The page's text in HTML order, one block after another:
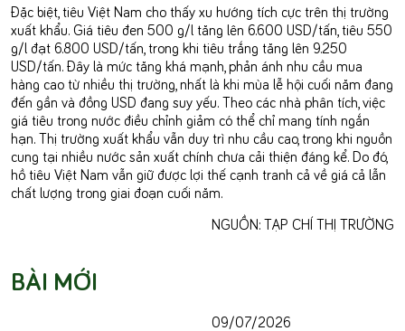
Đặc biệt, tiêu Việt Nam cho thấy xu hướng tích cực trên thị trường
xuất khẩu. Giá tiêu đen 500 g/l tăng lên 6.600 USD/tấn, tiêu 550
g/l đạt 6.800 USD/tấn, trong khi tiêu trắng tăng lên 9.250
USD/tấn. Đây là mức tăng khá mạnh, phản ánh nhu cầu mua
hàng cao từ nhiều thị trường, nhất là khi mùa lễ hội cuối năm đang
đến gần và đồng USD đang suy yếu. Theo các nhà phân tích, việc
giá tiêu trong nước điều chỉnh giảm có thể chỉ mang tính ngắn
hạn. Thị trường xuất khẩu vẫn duy trì nhu cầu cao, trong khi nguồn
cung tại nhiều nước sản xuất chính chưa cải thiện đáng kể. Do đó,
hồ tiêu Việt Nam vẫn giữ được lợi thế cạnh tranh cả về giá cả lẫn
chất lượng trong giai đoạn cuối năm.
NGUỒN: TẠP CHÍ THỊ TRƯỜNG
BÀI MỚI
09/07/2026